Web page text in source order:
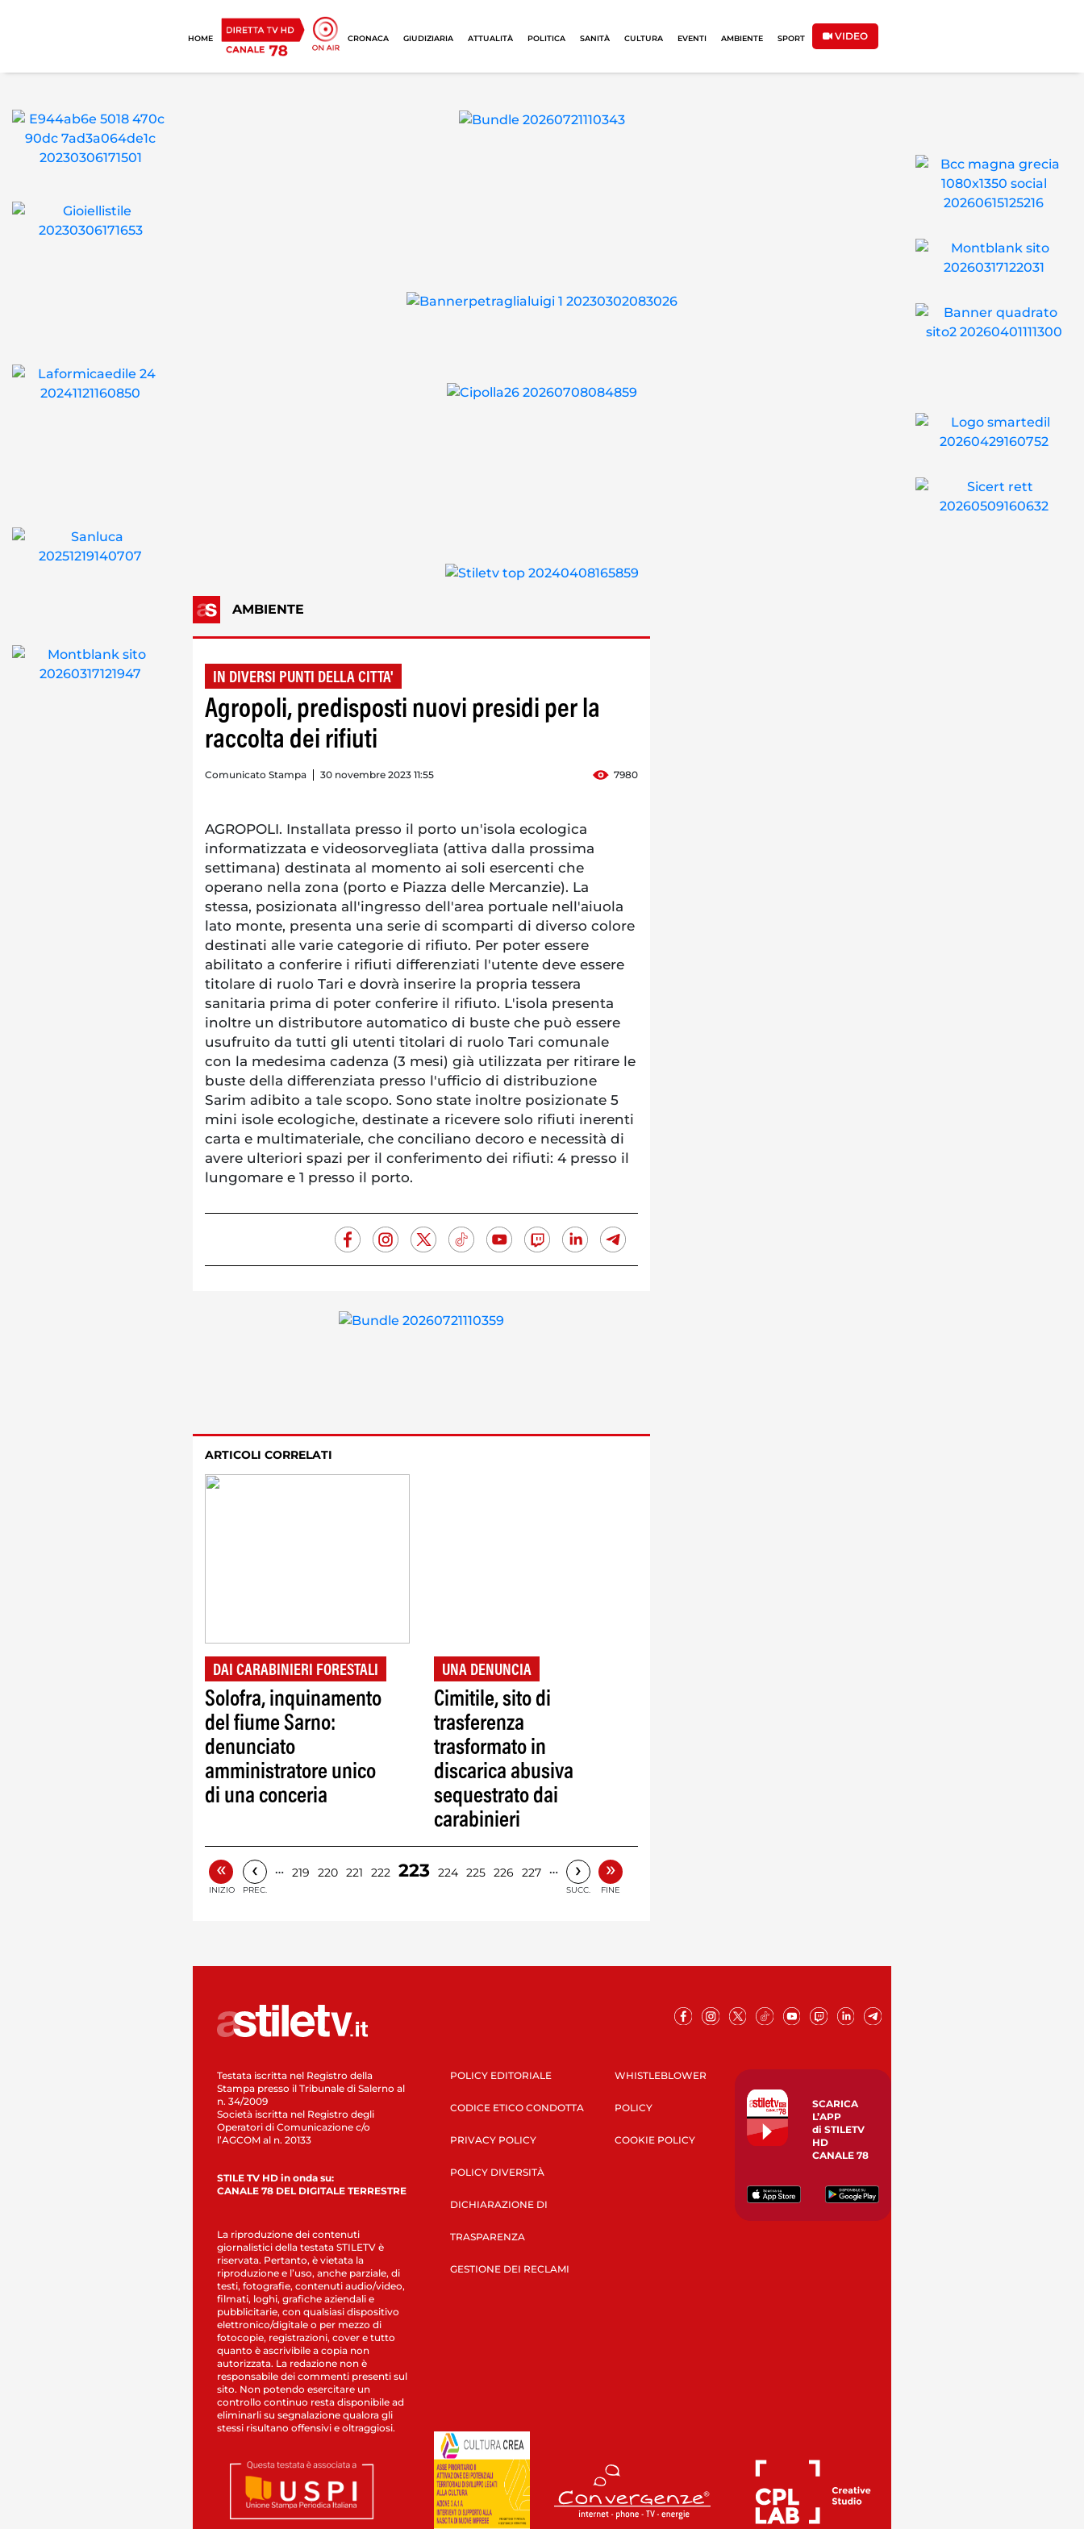
HOME CRONACA GIUDIZIARIA ATTUALITÀ POLITICA SANITÀ CULTURA EVENTI AMBIENTE SPORT VIDEO
AMBIENTE
IN DIVERSI PUNTI DELLA CITTA'
Agropoli, predisposti nuovi presidi per la
raccolta dei rifiuti
Comunicato Stampa 30 novembre 2023 11:55 7980
AGROPOLI. Installata presso il porto un'isola ecologica
informatizzata e videosorvegliata (attiva dalla prossima
settimana) destinata al momento ai soli esercenti che
operano nella zona (porto e Piazza delle Mercanzie). La
stessa, posizionata all'ingresso dell'area portuale nell'aiuola
lato monte, presenta una serie di scomparti di diverso colore
destinati alle varie categorie di rifiuto. Per poter essere
abilitato a conferire i rifiuti differenziati l'utente deve essere
titolare di ruolo Tari e dovrà inserire la propria tessera
sanitaria prima di poter conferire il rifiuto. L'isola presenta
inoltre un distributore automatico di buste che può essere
usufruito da tutti gli utenti titolari di ruolo Tari comunale
con la medesima cadenza (3 mesi) già utilizzata per ritirare le
buste della differenziata presso l'ufficio di distribuzione
Sarim adibito a tale scopo. Sono state inoltre posizionate 5
mini isole ecologiche, destinate a ricevere solo rifiuti inerenti
carta e multimateriale, che conciliano decoro e necessità di
avere ulteriori spazi per il conferimento dei rifiuti: 4 presso il
lungomare e 1 presso il porto.
ARTICOLI CORRELATI
DAI CARABINIERI FORESTALI
Solofra, inquinamento
del fiume Sarno:
denunciato
amministratore unico
di una conceria
UNA DENUNCIA
Cimitile, sito di
trasferenza
trasformato in
discarica abusiva
sequestrato dai
carabinieri
«
INIZIO
‹
PREC.
… 219 220 221 222 223 224 225 226 227 … ›
SUCC.
»
FINE
Testata iscritta nel Registro della
Stampa presso il Tribunale di Salerno al
n. 34/2009
Società iscritta nel Registro degli
Operatori di Comunicazione c/o
l’AGCOM al n. 20133
STILE TV HD in onda su:
CANALE 78 DEL DIGITALE TERRESTRE
La riproduzione dei contenuti
giornalistici della testata STILETV è
riservata. Pertanto, è vietata la
riproduzione e l’uso, anche parziale, di
testi, fotografie, contenuti audio/video,
filmati, loghi, grafiche aziendali e
pubblicitarie, con qualsiasi dispositivo
elettronico/digitale o per mezzo di
fotocopie, registrazioni, cover e tutto
quanto è ascrivibile a copia non
autorizzata. La redazione non è
responsabile dei commenti presenti sul
sito. Non potendo esercitare un
controllo continuo resta disponibile ad
eliminarli su segnalazione qualora gli
stessi risultano offensivi e oltraggiosi.
POLICY EDITORIALE
CODICE ETICO CONDOTTA
PRIVACY POLICY
POLICY DIVERSITÀ
DICHIARAZIONE DI
TRASPARENZA
GESTIONE DEI RECLAMI
WHISTLEBLOWER
POLICY
COOKIE POLICY
SCARICA
L’APP
di STILETV
HD
CANALE 78